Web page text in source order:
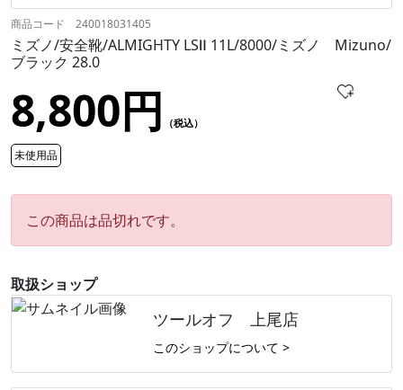
商品コード 240018031405
ミズノ/安全靴/ALMIGHTY LSⅡ 11L/8000/ミズノ Mizuno/
ブラック 28.0
8,800円 （税込）
未使用品
この商品は品切れです。
取扱ショップ
ツールオフ 上尾店
このショップについて >